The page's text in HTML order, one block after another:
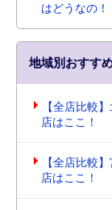
はどうなの！
地域別おすす
【全店比較
店はここ！
【全店比較
店はここ！